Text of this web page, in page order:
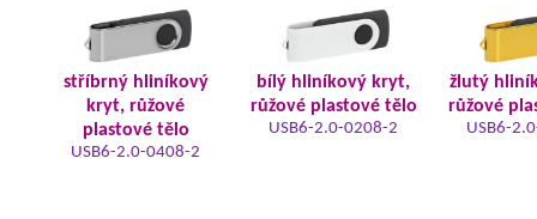
stříbrný hliníkový
kryt, růžové
plastové tělo
USB6-2.0-0408-2
bílý hliníkový kryt,
růžové plastové tělo
USB6-2.0-0208-2
žlutý
růžové
USB6-